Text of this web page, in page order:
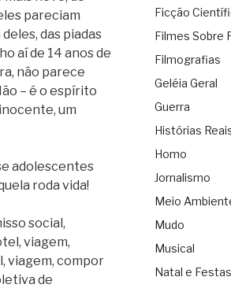
pareciam
das piadas
aí de 14 anos de
não parece
– é o espírito
um
adolescentes
roda vida!
social,
viagem,
viagem, compor
de
Ficção
Filmes Sobre
Filmografias
Geléia Geral
Guerra
Histórias
Homo
Jornalismo
Meio
Mudo
Musical
Natal e Festas